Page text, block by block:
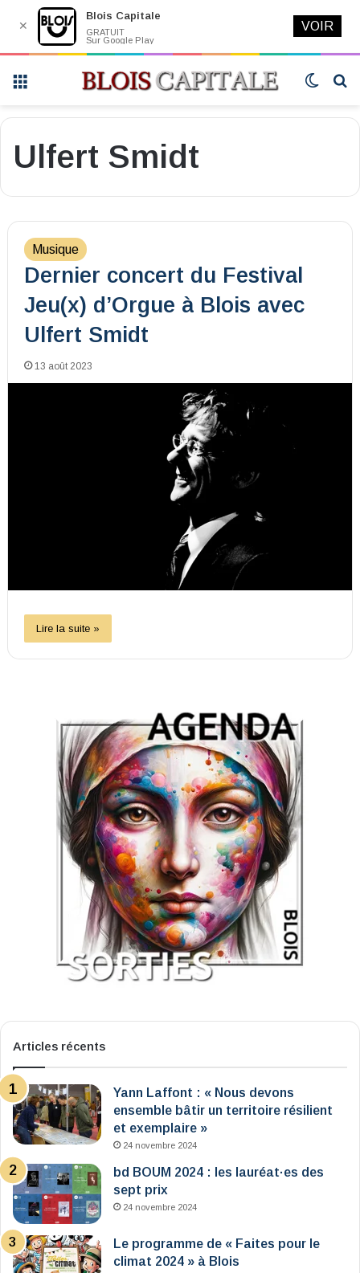
Switch
Ulfert Smidt
Musique
Dernier concert du Festival
Jeu(x) d’Orgue à Blois avec
Ulfert Smidt
13 août 2023
Lire la suite »
Articles récents
Yann Laffont : « Nous devons
ensemble bâtir un territoire résilient
et exemplaire »
24 novembre 2024
bd BOUM 2024 : les lauréat·es des
sept prix
24 novembre 2024
Le programme de « Faites pour le
climat 2024 » à Blois
✕
Blois Capitale
GRATUIT
Sur Google Play
VOIR